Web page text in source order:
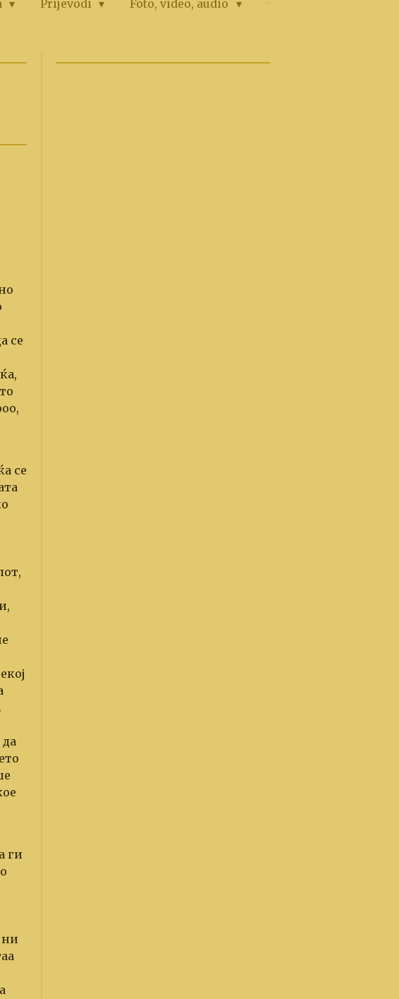
Prijevodi Foto, video, аudio
се
се
ги
ни